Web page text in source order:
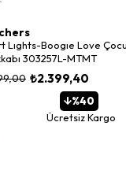
Lıghts-Boogıe Love
303257L-MTMT
₺2.399,40
%40
Ücretsiz Kargo